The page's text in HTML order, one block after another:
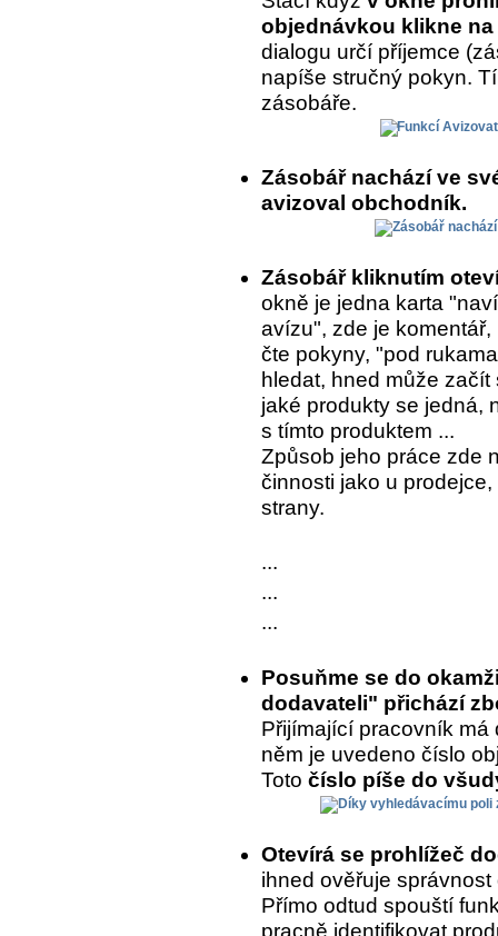
objednávkou klikne
dialogu určí příjemce
napíše stručný pokyn.
zásobáře.
Zásobář nachází ve
avizoval obchodník.
Zásobář kliknutím
okně je jedna karta
avízu", zde je
čte pokyny, "pod
hledat, hned může
jaké produkty se jedná,
s tímto produktem ...
Způsob jeho práce zde
činnosti jako u
strany.
...
...
...
Posuňme se do
dodavateli" přichází
Přijímající pracovník
něm je uvedeno číslo
Toto číslo píše do
Otevírá se prohlížeč
ihned ověřuje správnost
Přímo odtud spouští